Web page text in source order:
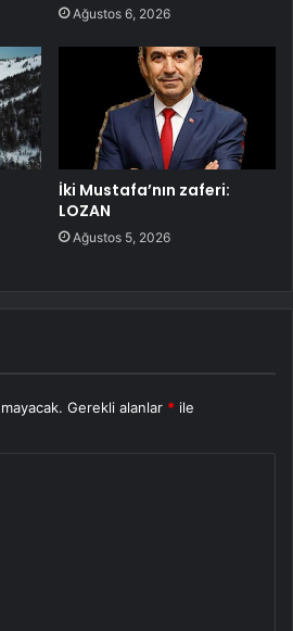
Ağustos 6, 2026
İki Mustafa’nın zaferi:
LOZAN
Ağustos 5, 2026
Gerekli alanlar * ile